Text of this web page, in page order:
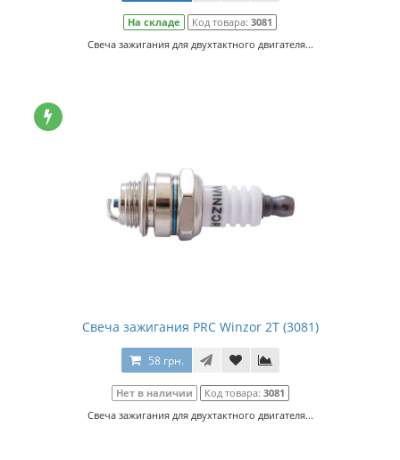
На складе Код товара: 3081
Свеча зажигания для двухтактного двигателя...
Свеча зажигания PRC Winzor 2Т (3081)
58 грн.
Нет в наличии Код товара: 3081
Свеча зажигания для двухтактного двигателя...